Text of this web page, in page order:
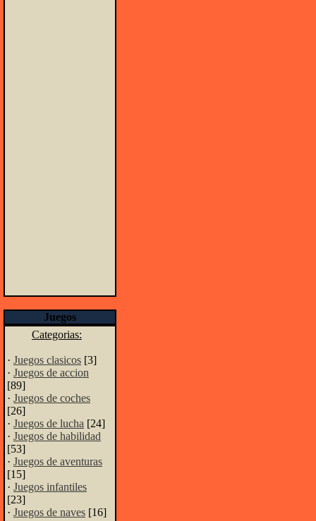
Juegos
Categorias:
· Juegos clasicos [3]
· Juegos de accion
[89]
· Juegos de coches
[26]
· Juegos de lucha [24]
· Juegos de habilidad
[53]
· Juegos de aventuras
[15]
· Juegos infantiles
[23]
· Juegos de naves [16]